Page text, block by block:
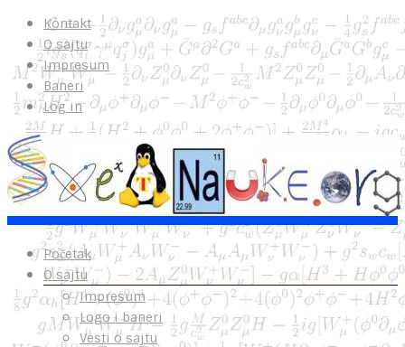
Kontakt
O sajtu
Impresum
Baneri
Log in
Početak
O sajtu
Impresum
Logo i baneri
Vesti o sajtu